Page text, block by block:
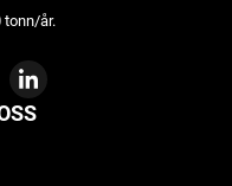
tonn/år.